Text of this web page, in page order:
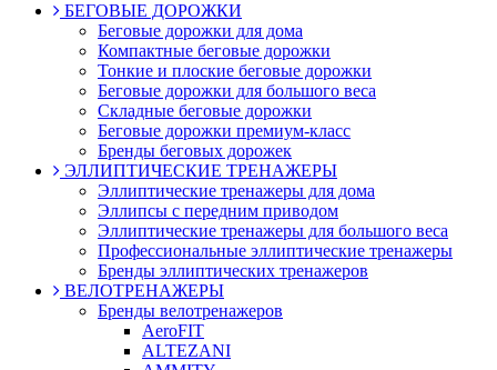
БЕГОВЫЕ ДОРОЖКИ
Беговые дорожки для дома
Компактные беговые дорожки
Тонкие и плоские беговые дорожки
Беговые дорожки для большого веса
Складные беговые дорожки
Беговые дорожки премиум-класс
Бренды беговых дорожек
ЭЛЛИПТИЧЕСКИЕ ТРЕНАЖЕРЫ
Эллиптические тренажеры для дома
Эллипсы с передним приводом
Эллиптические тренажеры для большого веса
Профессиональные эллиптические тренажеры
Бренды эллиптических тренажеров
ВЕЛОТРЕНАЖЕРЫ
Бренды велотренажеров
AeroFIT
ALTEZANI